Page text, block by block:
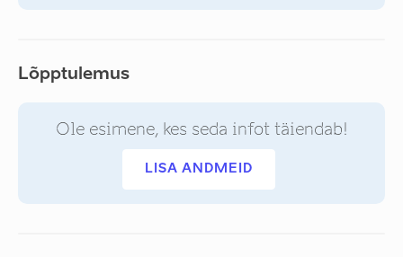
Lõpptulemus
Ole esimene, kes seda infot täiendab!
LISA ANDMEID